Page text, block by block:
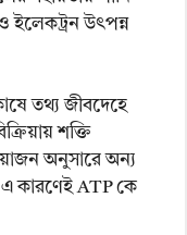
ইলেকট্রন উৎপন্ন
তথ্য জীবদেহে
শক্তি
অনুসারে অন্য
এ কারণেই ATP কে